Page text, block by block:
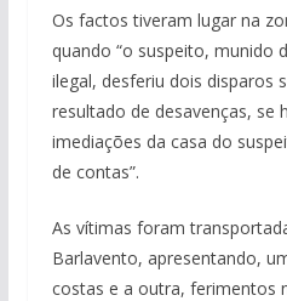
Os factos tiveram lugar na
quando “o suspeito, munido
ilegal, desferiu dois disparos
resultado de desavenças, se
imediações da casa do
de contas”.
As vítimas foram
Barlavento, apresentando,
costas e a outra, ferimentos